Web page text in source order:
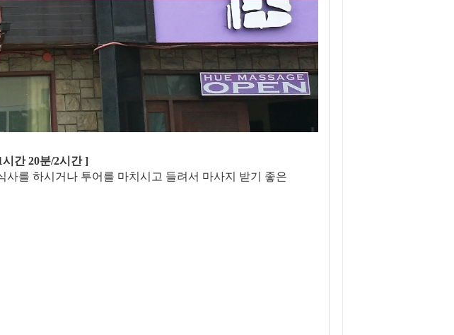
간 20분/2시간 ]
를 하시거나 투어를 마치시고 들려서 마사지 받기 좋은